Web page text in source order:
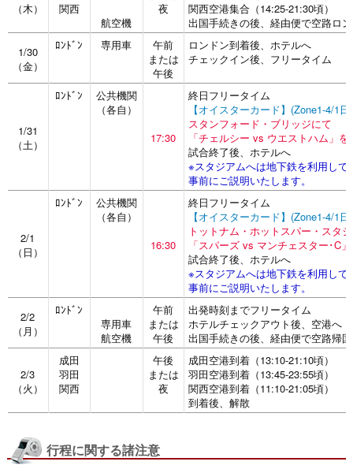
（木）
関西
航空機
夜
関西空港集合（14:25-21:30頃）
出国手続きの後、経由便で空路ロ
1/30
（金）
ﾛﾝﾄﾞﾝ 専用車
午前
または
午後
ロンドン到着後、ホテルへ
チェックイン後、フリータイム
1/31
（土）
ﾛﾝﾄﾞﾝ
公共機関
（各自）
17:30
終日フリータイム
【オイスターカード】(Zone1-4/1
スタンフォード・ブリッジにて
「チェルシー vs ウエストハム」を
試合終了後、ホテルへ
※スタジアムへは地下鉄を利用し
事前にご説明いたします。
2/1
（日）
ﾛﾝﾄﾞﾝ
公共機関
（各自）
16:30
終日フリータイム
【オイスターカード】(Zone1-4/1
トットナム・ホットスパー・スタ
「スパーズ vs マンチェスター･C
試合終了後、ホテルへ
※スタジアムへは地下鉄を利用し
事前にご説明いたします。
2/2
（月）
ﾛﾝﾄﾞﾝ
専用車
航空機
午前
または
午後
出発時刻までフリータイム
ホテルチェックアウト後、空港へ
出国手続きの後、経由便で空路帰
2/3
（火）
成田
羽田
関西
午後
または
夜
成田空港到着（13:10-21:10頃）
羽田空港到着（13:45-23:55頃）
関西空港到着（11:10-21:05頃）
到着後、解散
行程に関する諸注意